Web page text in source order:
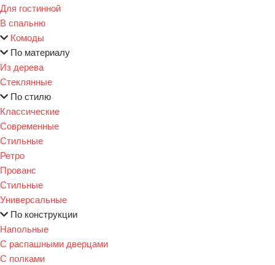
Для гостинной
В спальню
Комоды
По материалу
Из дерева
Стеклянные
По стилю
Классические
Современные
Стильные
Ретро
Прованс
Стильные
Универсальные
По конструкции
Напольные
С распашными дверцами
С полками